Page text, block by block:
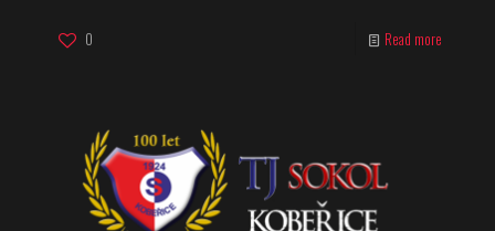
0 Read more